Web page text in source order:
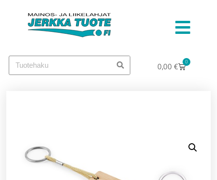
0,00 € 0